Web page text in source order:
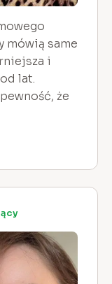
mówią same
i
lat.
że